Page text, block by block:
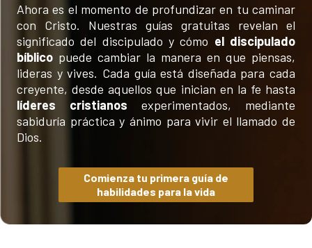
Ahora es el momento de profundizar en tu caminar
con Cristo. Nuestras guías gratuitas revelan el
significado del discipulado y cómo el discipulado
bíblico puede cambiar la manera en que piensas,
lideras y vives. Cada guía está diseñada para cada
creyente, desde aquellos que inician en la fe hasta
líderes cristianos experimentados, mediante
sabiduría práctica y ánimo para vivir el llamado de
Dios.
Comienza tu primera guía de
habilidades para la vida